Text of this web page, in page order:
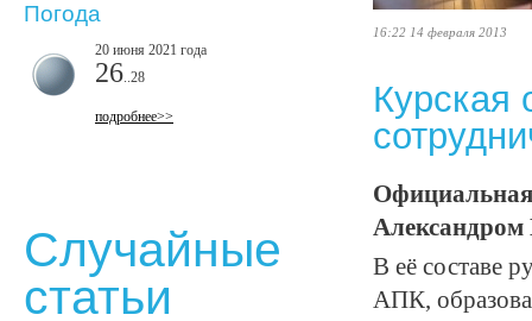
16:22 14 февраля 2013
Курская
Официальная
В её составе
АПК,
Погода
20 июня 2021 года
26 ..28
подробнее>>
Случайные
статьи